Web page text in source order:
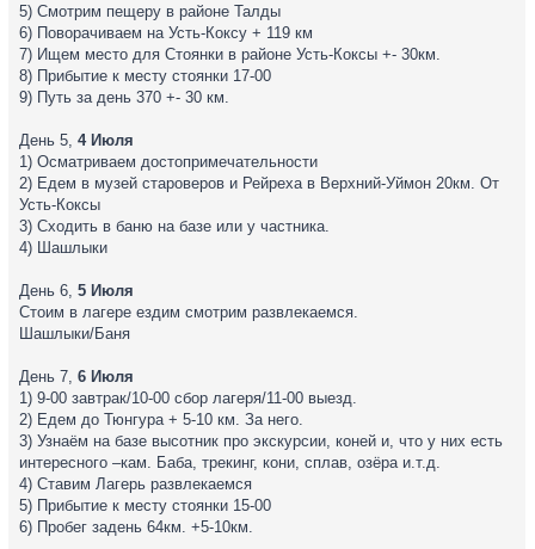
5) Смотрим пещеру в районе Талды
6) Поворачиваем на Усть-Коксу + 119 км
7) Ищем место для Стоянки в районе Усть-Коксы +- 30км.
8) Прибытие к месту стоянки 17-00
9) Путь за день 370 +- 30 км.
День 5, 4 Июля
1) Осматриваем достопримечательности
2) Едем в музей староверов и Рейреха в Верхний-Уймон 20км. От
Усть-Коксы
3) Сходить в баню на базе или у частника.
4) Шашлыки
День 6, 5 Июля
Стоим в лагере ездим смотрим развлекаемся.
Шашлыки/Баня
День 7, 6 Июля
1) 9-00 завтрак/10-00 сбор лагеря/11-00 выезд.
2) Едем до Тюнгура + 5-10 км. За него.
3) Узнаём на базе высотник про экскурсии, коней и, что у них есть
интересного –кам. Баба, трекинг, кони, сплав, озёра и.т.д.
4) Ставим Лагерь развлекаемся
5) Прибытие к месту стоянки 15-00
6) Пробег задень 64км. +5-10км.